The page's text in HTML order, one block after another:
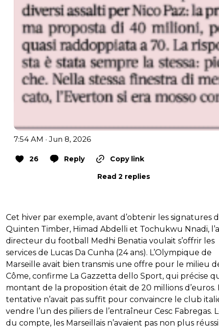
7:54 AM · Jun 8, 2026
26 Reply
Copy link
Read 2 replies
Cet hiver par exemple, avant d’obtenir les signatures
Quinten Timber, Himad Abdelli et Tochukwu Nnadi,
directeur du football Medhi Benatia voulait s’offrir les
services de Lucas Da Cunha (24 ans). L’Olympique de
Marseille avait bien transmis une offre pour le milieu
Côme, confirme La Gazzetta dello Sport, qui précise
montant de la proposition était de 20 millions d’euros.
tentative n’avait pas suffit pour convaincre le club
vendre l’un des piliers de l’entraîneur Cesc Fabregas.
du compte, les Marseillais n’avaient pas non plus